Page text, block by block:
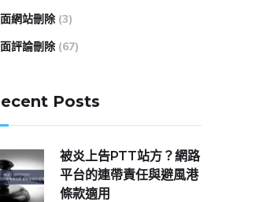
網站刪除 (3)
評論刪除 (67)
Posts
被炎上告PTT站方？網路
平台的連帶責任與避風港
條款適用